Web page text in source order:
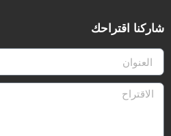
شاركنا اقتراحك